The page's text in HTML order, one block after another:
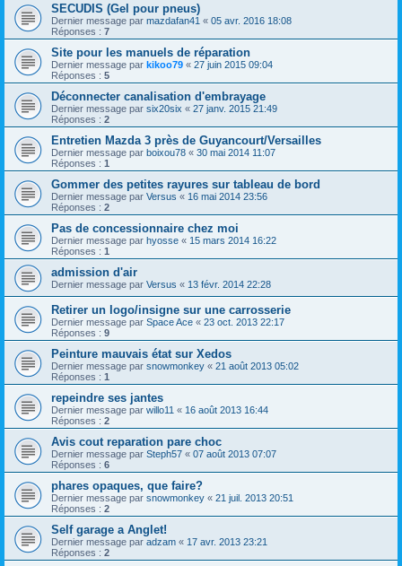
SECUDIS (Gel pour pneus)
Dernier message par mazdafan41 « 05 avr. 2016 18:08
Réponses : 7
Site pour les manuels de réparation
Dernier message par kikoo79 « 27 juin 2015 09:04
Réponses : 5
Déconnecter canalisation d'embrayage
Dernier message par six20six « 27 janv. 2015 21:49
Réponses : 2
Entretien Mazda 3 près de Guyancourt/Versailles
Dernier message par boixou78 « 30 mai 2014 11:07
Réponses : 1
Gommer des petites rayures sur tableau de bord
Dernier message par Versus « 16 mai 2014 23:56
Réponses : 2
Pas de concessionnaire chez moi
Dernier message par hyosse « 15 mars 2014 16:22
Réponses : 1
admission d'air
Dernier message par Versus « 13 févr. 2014 22:28
Retirer un logo/insigne sur une carrosserie
Dernier message par Space Ace « 23 oct. 2013 22:17
Réponses : 9
Peinture mauvais état sur Xedos
Dernier message par snowmonkey « 21 août 2013 05:02
Réponses : 1
repeindre ses jantes
Dernier message par willo11 « 16 août 2013 16:44
Réponses : 2
Avis cout reparation pare choc
Dernier message par Steph57 « 07 août 2013 07:07
Réponses : 6
phares opaques, que faire?
Dernier message par snowmonkey « 21 juil. 2013 20:51
Réponses : 2
Self garage a Anglet!
Dernier message par adzam « 17 avr. 2013 23:21
Réponses : 2